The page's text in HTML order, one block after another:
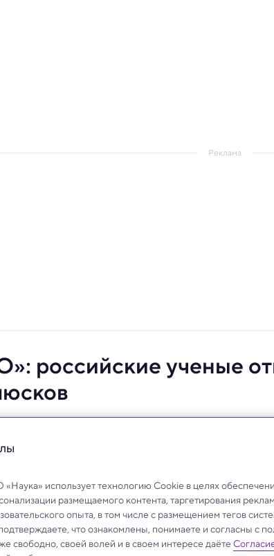
Реклама
российские ученые
названия.
использует технологию Cookie в целях
размещаемого контента, таргетирования
опыта, в том числе с размещением тегов
что ознакомлены, понимаете и согласны с
свободно, своей волей и в своем интересе даёте